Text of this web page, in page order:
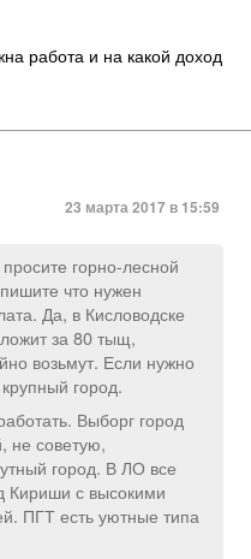
работа и на какой доход
23 марта 2017 в 15:59
горно-лесной
что нужен
Да, в Кисловодске
за 80 тыщ,
возьмут. Если нужно
город.
Выборг город
не советую,
город. В ЛО все
Кириши с высокими
ПГТ есть уютные типа